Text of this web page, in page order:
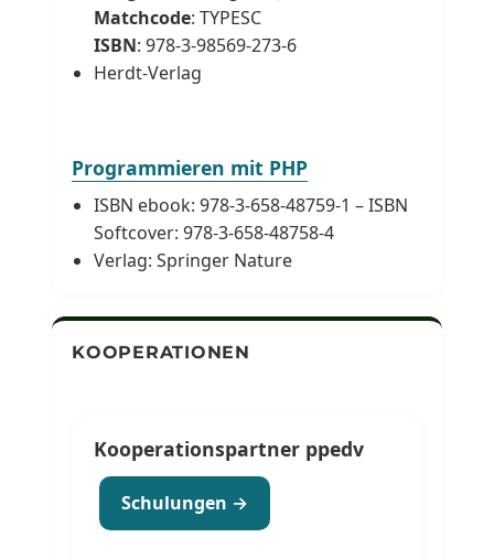
Matchcode: TYPESC
ISBN: 978-3-98569-273-6
Herdt-Verlag
Programmieren mit PHP
ISBN ebook: 978-3-658-48759-1 – ISBN
Softcover: 978-3-658-48758-4
Verlag: Springer Nature
KOOPERATIONEN
Kooperationspartner ppedv
Schulungen →